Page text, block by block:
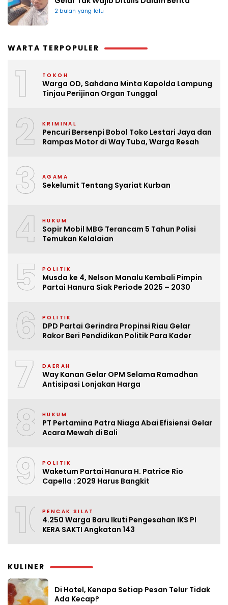
2 bulan yang lalu
WARTA TERPOPULER
1 TOKOH
Warga OD, Sahdana Minta Kapolda Lampung
Tinjau Perijinan Organ Tunggal
2 KRIMINAL
Pencuri Bersenpi Bobol Toko Lestari Jaya dan
Rampas Motor di Way Tuba, Warga Resah
3 AGAMA
Sekelumit Tentang Syariat Kurban
4 HUKUM
Sopir Mobil MBG Terancam 5 Tahun Polisi
Temukan Kelalaian
5 POLITIK
Musda ke 4, Nelson Manalu Kembali Pimpin
Partai Hanura Siak Periode 2025 – 2030
6 POLITIK
DPD Partai Gerindra Propinsi Riau Gelar
Rakor Beri Pendidikan Politik Para Kader
7 DAERAH
Way Kanan Gelar OPM Selama Ramadhan
Antisipasi Lonjakan Harga
8 HUKUM
PT Pertamina Patra Niaga Abai Efisiensi Gelar
Acara Mewah di Bali
9 POLITIK
Waketum Partai Hanura H. Patrice Rio
Capella : 2029 Harus Bangkit
10PENCAK SILAT
4.250 Warga Baru Ikuti Pengesahan IKS PI
KERA SAKTI Angkatan 143
KULINER
Di Hotel, Kenapa Setiap Pesan Telur Tidak
Ada Kecap?